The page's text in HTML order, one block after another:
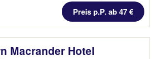
Preis p.P. ab 47 €
Macrander Hotel